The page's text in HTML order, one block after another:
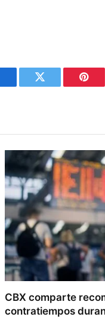
Twitter
CBX comparte
contratiempos